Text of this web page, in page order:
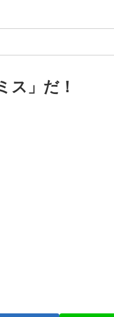
ス」だ！